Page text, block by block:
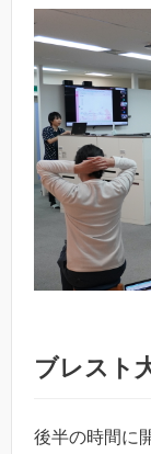
ブレスト
後半の時間に